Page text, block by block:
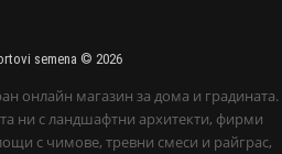
semena © 2026
онлайн магазин за дома и градината.
ни с ландшафтни архитекти, фирми
с чимове, тревни смеси и райграс,